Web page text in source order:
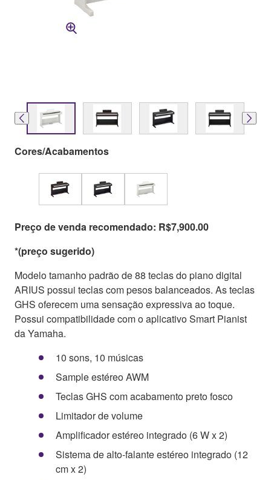
Cores/Acabamentos
Preço de venda recomendado: R$7,900.00
*(preço sugerido)
Modelo tamanho padrão de 88 teclas do piano digital
ARIUS possui teclas com pesos balanceados. As teclas
GHS oferecem uma sensação expressiva ao toque.
Possui compatibilidade com o aplicativo Smart Pianist
da Yamaha.
10 sons, 10 músicas
Sample estéreo AWM
Teclas GHS com acabamento preto fosco
Limitador de volume
Amplificador estéreo integrado (6 W x 2)
Sistema de alto-falante estéreo integrado (12
cm x 2)